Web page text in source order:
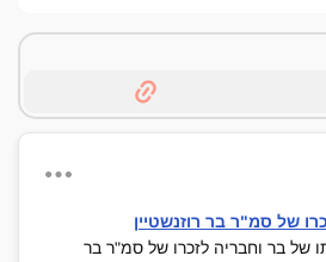
של סמ"ר בר רוזנשטיין
של בר וחבריה לזכרו של סמ"ר בר